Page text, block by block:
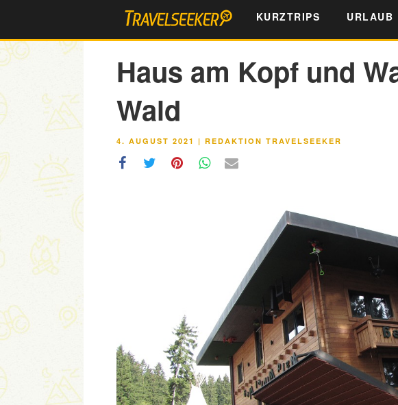
springen
KURZTRIPS URLAUB
Haus am Kopf und
Wald
VERÖFFENTLICHT
4. AUGUST 2021 | REDAKTION TRAVELSEEKER